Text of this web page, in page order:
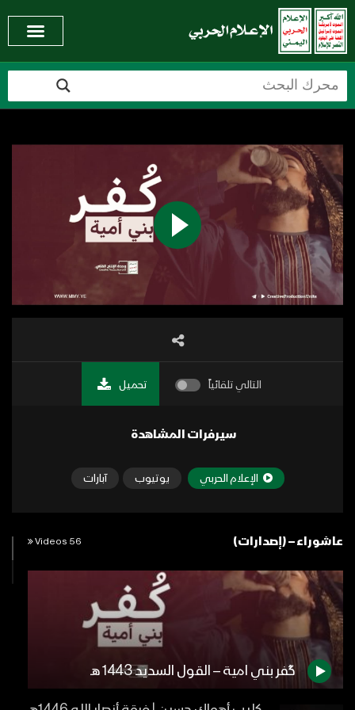
التالي تلقائياً تحميل
سيرفرات المشاهدة
الإعلام الحربي يوتيوب آبارات
عاشوراء – (إصدارات) 56 Videos
كُفر بني امية – القول السديد 1443 هـ